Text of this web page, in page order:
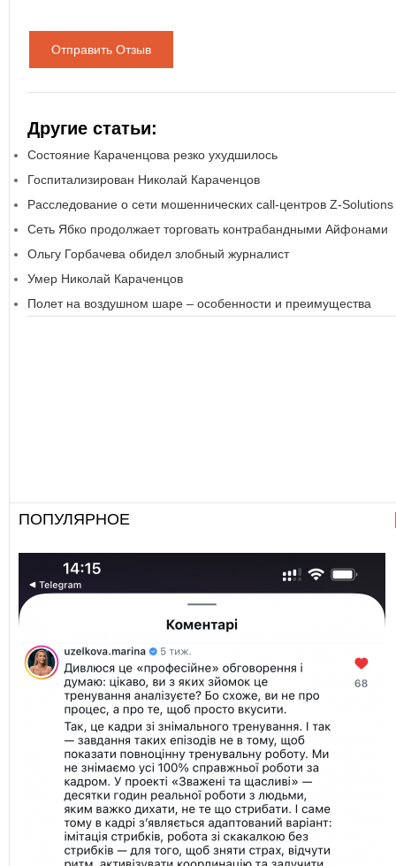
Отправить Отзыв
Другие статьи:
Состояние Караченцова резко ухудшилось
Госпитализирован Николай Караченцов
Расследование о сети мошеннических call-центров Z-Solutions
Сеть Ябко продолжает торговать контрабандными Айфонами
Ольгу Горбачева обидел злобный журналист
Умер Николай Караченцов
Полет на воздушном шаре – особенности и преимущества
ПОПУЛЯРНОЕ